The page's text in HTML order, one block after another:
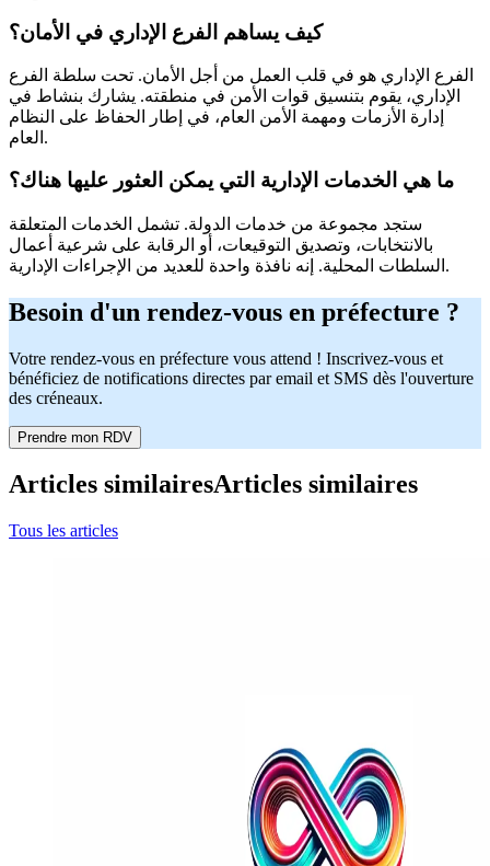
كيف يساهم الفرع الإداري في الأمان؟
الفرع الإداري هو في قلب العمل من أجل الأمان. تحت سلطة الفرع
الإداري، يقوم بتنسيق قوات الأمن في منطقته. يشارك بنشاط في
إدارة الأزمات ومهمة الأمن العام، في إطار الحفاظ على النظام
العام.
ما هي الخدمات الإدارية التي يمكن العثور عليها هناك؟
ستجد مجموعة من خدمات الدولة. تشمل الخدمات المتعلقة
بالانتخابات، وتصديق التوقيعات، أو الرقابة على شرعية أعمال
السلطات المحلية. إنه نافذة واحدة للعديد من الإجراءات الإدارية.
Besoin d'un rendez-vous en préfecture ?
Votre rendez-vous en préfecture vous attend ! Inscrivez-vous et
bénéficiez de notifications directes par email et SMS dès l'ouverture
des créneaux.
Prendre mon RDV
Articles similairesArticles similaires
Tous les articles